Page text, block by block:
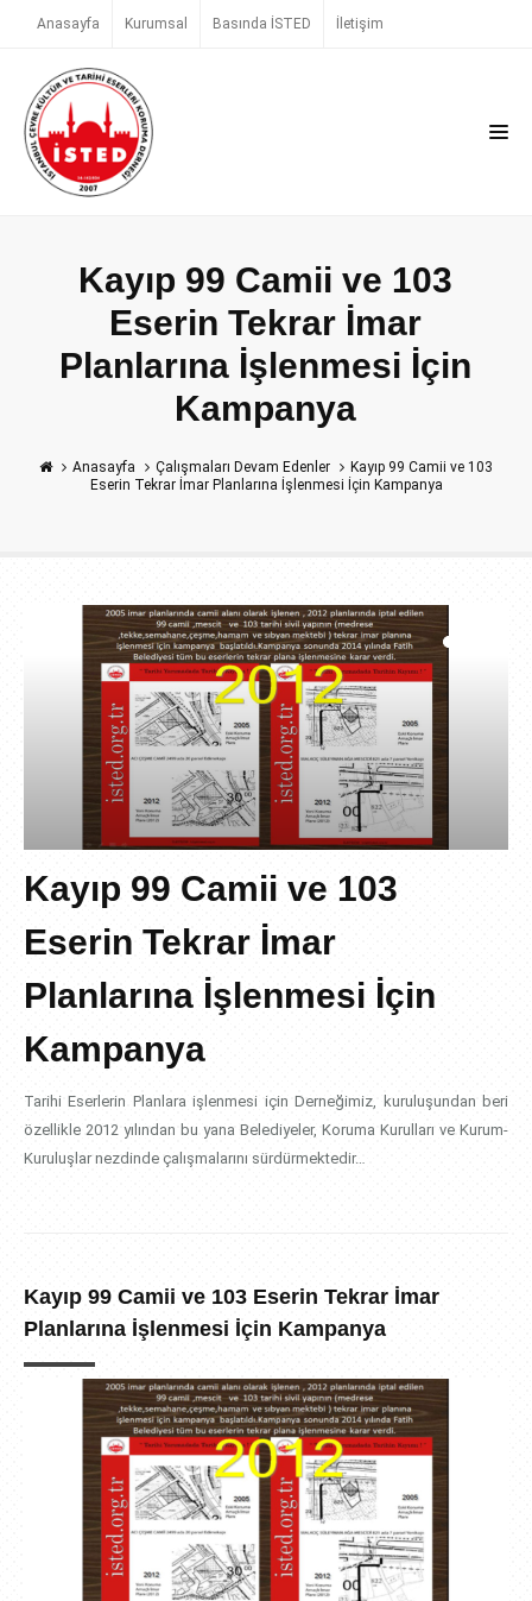
Anasayfa Kurumsal Basında İSTED İletişim
Kayıp 99 Camii ve 103
Eserin Tekrar İmar
Planlarına İşlenmesi İçin
Kampanya
Anasayfa Çalışmaları Devam Edenler
Kayıp 99 Camii ve 103
Eserin Tekrar İmar Planlarına İşlenmesi İçin Kampanya
Kayıp 99 Camii ve 103
Eserin Tekrar İmar
Planlarına İşlenmesi İçin
Kampanya
Tarihi Eserlerin Planlara işlenmesi için Derneğimiz, kuruluşundan beri
özellikle 2012 yılından bu yana Belediyeler, Koruma Kurulları ve Kurum-
Kuruluşlar nezdinde çalışmalarını sürdürmektedir…
Kayıp 99 Camii ve 103 Eserin Tekrar İmar
Planlarına İşlenmesi İçin Kampanya